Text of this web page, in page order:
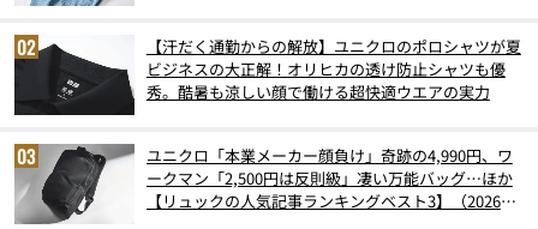
【汗だく通勤からの解放】ユニクロのポロシャツが夏
ビジネスの大正解！オリヒカの透け防止シャツも優
秀。酷暑も涼しい顔で働ける超快適ウエアの実力
ユニクロ「本業メーカー顔負け」奇跡の4,990円、ワ
ークマン「2,500円は反則級」凄い万能バッグ…ほか
【リュックの人気記事ランキングベスト3】（2026年